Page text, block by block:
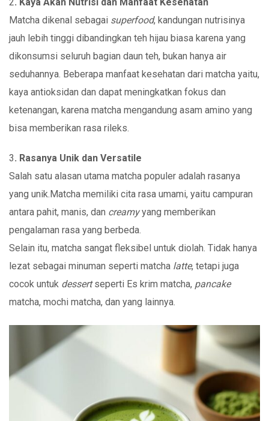
Matcha dikenal sebagai superfood, kandungan nutrisinya
jauh lebih tinggi dibandingkan teh hijau biasa karena yang
dikonsumsi seluruh bagian daun teh, bukan hanya air
seduhannya. Beberapa manfaat kesehatan dari matcha yaitu,
kaya antioksidan dan dapat meningkatkan fokus dan
ketenangan, karena matcha mengandung asam amino yang
bisa memberikan rasa rileks.
3. Rasanya Unik dan Versatile
Salah satu alasan utama matcha populer adalah rasanya
yang unik.Matcha memiliki cita rasa umami, yaitu campuran
antara pahit, manis, dan creamyyang memberikan
pengalaman rasa yang berbeda.
Selain itu, matcha sangat fleksibel untuk diolah. Tidak hanya
lezat sebagai minuman seperti matcha latte, tetapi juga
cocok untuk dessertseperti Es krim matcha, pancake
matcha, mochi matcha, dan yang lainnya.